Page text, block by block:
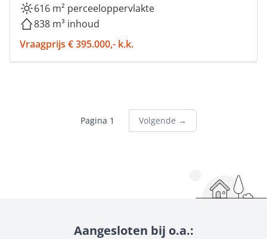
616 m² perceeloppervlakte
838 m³ inhoud
Vraagprijs € 395.000,- k.k.
Pagina 1 Volgende →
Aangesloten bij o.a.: